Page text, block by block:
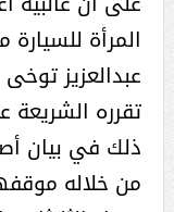
المرأة
عبدالعزيز
تقرره الشريعة
ذلك في بيان
من خلاله